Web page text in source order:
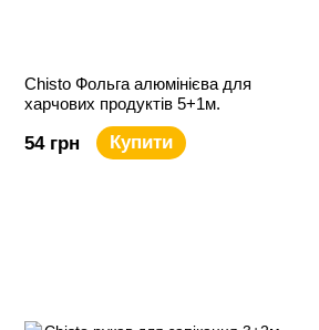
Chisto Фольга алюмінієва для
харчових продуктів 5+1м.
54 грн Купити